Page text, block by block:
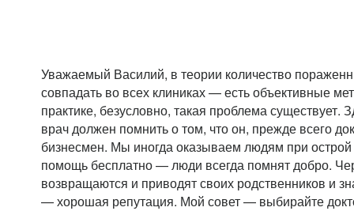
Уважаемый Василий, в теории количество
совпадать во всех клиниках — есть объективные
практике, безусловно, такая проблема существует.
врач должен помнить о том, что он, прежде всего
бизнесмен. Мы иногда оказываем людям при острой
помощь бесплатно — люди всегда помнят добро.
возвращаются и приводят своих родственников и
— хорошая репутация. Мой совет — выбирайте